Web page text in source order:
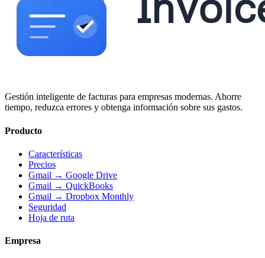
Gestión inteligente de facturas para empresas modernas. Ahorre
tiempo, reduzca errores y obtenga información sobre sus gastos.
Producto
Características
Precios
Gmail → Google Drive
Gmail → QuickBooks
Gmail → Dropbox Monthly
Seguridad
Hoja de ruta
Empresa